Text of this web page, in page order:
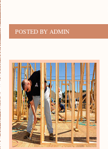
POSTED BY ADMIN